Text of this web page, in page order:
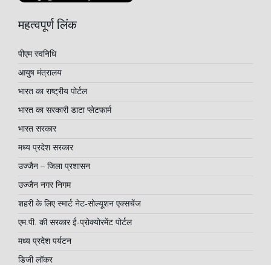
महत्वपूर्ण लिंक
पीएम स्वनिधि
आयुष मंत्रालय
भारत का राष्ट्रीय पोर्टल
भारत का सरकारी डाटा प्लेटफार्म
भारत सरकार
मध्य प्रदेश सरकार
उज्जैन – जिला प्रशासन
उज्जैन नगर निगम
शहरी के लिए स्मार्ट नेट-सोल्यूशन एक्सचेंज
एम.पी. की सरकार ई-प्रोक्योरमेंट पोर्टल
मध्य प्रदेश पर्यटन
डिजी लॉकर